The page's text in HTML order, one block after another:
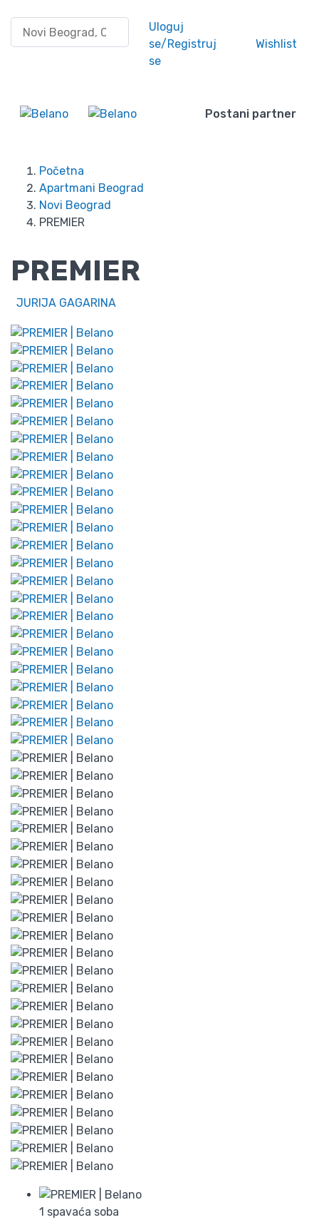
Uloguj
se/Registruj
se
Wishlist
Postani partner
Početna
Apartmani Beograd
Novi Beograd
PREMIER
PREMIER
JURIJA GAGARINA
1 spavaća soba